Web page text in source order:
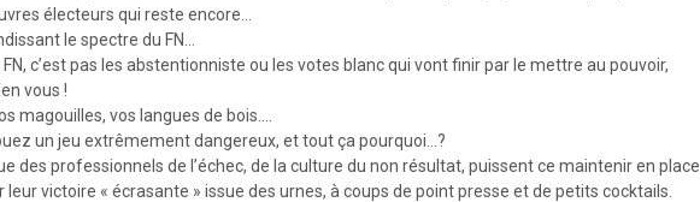
électeurs qui reste encore…
le spectre du FN…
FN, c’est pas les abstentionniste ou les votes blanc qui vont finir par le mettre au pouvoir,
vous !
magouilles, vos langues de bois….
un jeu extrêmement dangereux, et tout ça pourquoi…?
des professionnels de l’échec, de la culture du non résultat, puissent ce maintenir en place
victoire « écrasante » issue des urnes, à coups de point presse et de petits cocktails.